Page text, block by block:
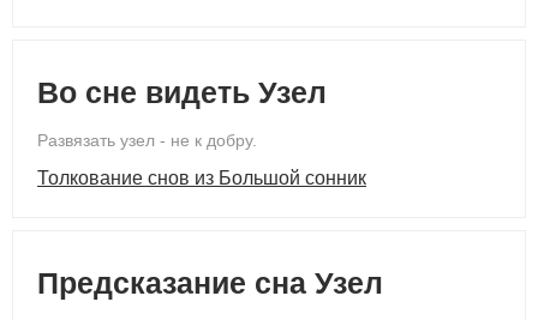
Во сне видеть Узел
Развязать узел - не к добру.
Толкование снов из Большой сонник
Предсказание сна Узел